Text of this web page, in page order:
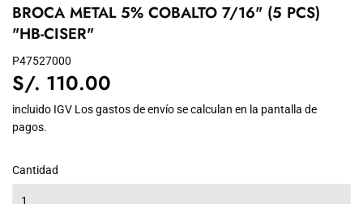
BROCA METAL 5% COBALTO 7/16" (5 PCS)
"HB-CISER"
P47527000
S/. 110.00
110.00
incluido IGV Losgastos de envíose calculan en la pantalla de
pagos.
Cantidad